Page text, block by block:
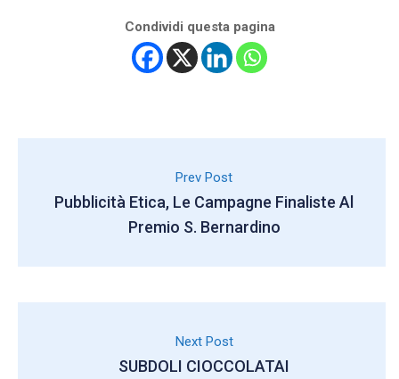
Condividi questa pagina
Prev Post
Pubblicità Etica, Le Campagne Finaliste Al
Premio S. Bernardino
Next Post
SUBDOLI CIOCCOLATAI